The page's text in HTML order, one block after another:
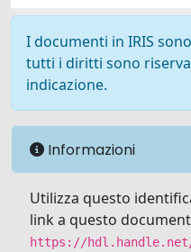
I documenti in IRIS
tutti i diritti sono
indicazione.
Informazioni
Utilizza questo
link a questo
https://hdl.handle.net/